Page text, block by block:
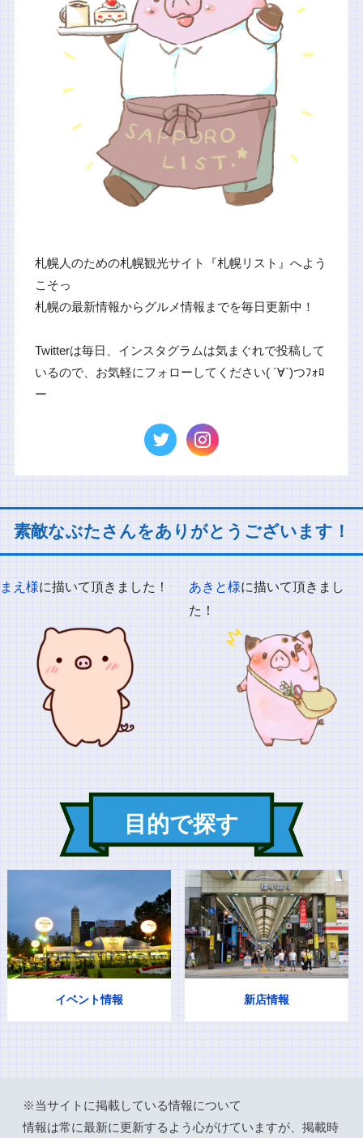
札幌人のための札幌観光サイト『札幌リスト』へよう
こそっ
札幌の最新情報からグルメ情報までを毎日更新中！
Twitterは毎日、インスタグラムは気まぐれで投稿して
いるので、お気軽にフォローしてください( ´∀`)つﾌｫﾛ
ー
素敵なぶたさんをありがとうございます！
まえ様に描いて頂きました！ あきと様に描いて頂きまし
た！
目的で探す
イベント情報 新店情報
※当サイトに掲載している情報について
情報は常に最新に更新するよう心がけていますが、掲載時